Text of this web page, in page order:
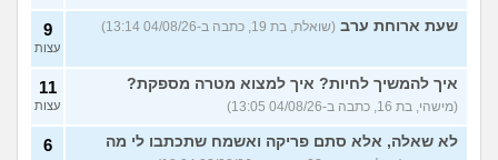
שעת ארוחת ערב (שואלת, בת 19, כתבה ב-04/08/26 13:14) 9
עצות
איך להמשיך לחיות? איך למצוא מטרה מספקת?
(מישהי, בת 16, כתבה ב-04/08/26 13:05)
11
עצות
לא שאלה, אלא סתם פריקה ואשמח שתכתבו לי מה
6